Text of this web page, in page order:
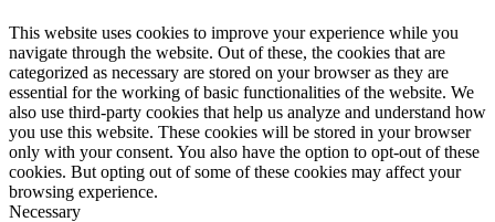
This website uses cookies to improve your experience while you
navigate through the website. Out of these, the cookies that are
categorized as necessary are stored on your browser as they are
essential for the working of basic functionalities of the website. We
also use third-party cookies that help us analyze and understand how
you use this website. These cookies will be stored in your browser
only with your consent. You also have the option to opt-out of these
cookies. But opting out of some of these cookies may affect your
browsing experience.
Necessary